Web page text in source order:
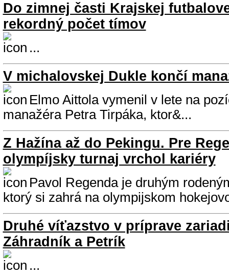
Do zimnej časti Krajskej
rekordný počet tímov
...
V michalovskej Dukle končí
Elmo Aittola vymenil v lete na
manažéra Petra Tirpáka, ktor&...
Z Hažína až do Pekingu. Pre
olympíjsky turnaj vrchol kariéry
Pavol Regenda je druhým
ktorý si zahrá na olympijskom
Druhé víťazstvo v príprave
Záhradník a Petrík
...